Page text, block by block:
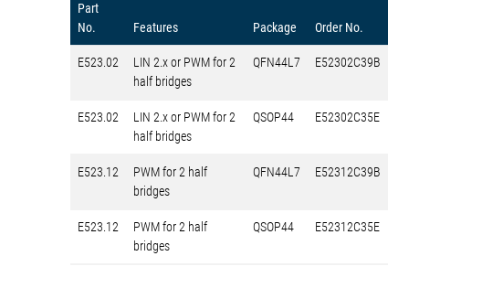
Part
No.
Features Package Order No.
E523.02
LIN 2.x or PWM for 2
half bridges
QFN44L7 E52302C39B
E523.02
LIN 2.x or PWM for 2
half bridges
QSOP44 E52302C35E
E523.12
PWM for 2 half
bridges
QFN44L7 E52312C39B
E523.12
PWM for 2 half
bridges
QSOP44 E52312C35E